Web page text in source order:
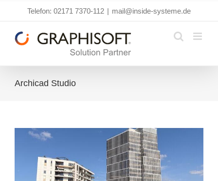
springen
Telefon: 02171 7370-112 | mail@inside-systeme.de
Archicad Studio